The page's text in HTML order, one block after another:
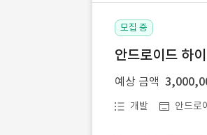
모집 중
안드로이드 하
예상 금액
개발 안드로